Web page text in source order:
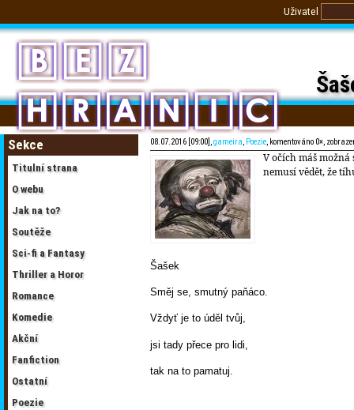
Uživatel
Sekce
Titulní strana
O webu
Jak na to?
Soutěže
Sci-fi a Fantasy
Thriller a Horor
Romance
Komedie
Akční
Fanfiction
Ostatní
Poezie
08.07.2016 [09:00],gameira, Poezie, komentováno 0×,
V očích máš
nemusí vědět, že
Šašek
Směj se, smutný paňáco.
Vždyť je to úděl tvůj,
jsi tady přece pro lidi,
tak na to pamatuj.